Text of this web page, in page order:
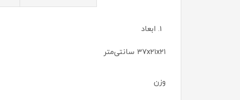
ابعاد
۳۷x۲۱x۲۱ سانتی‌متر
وزن